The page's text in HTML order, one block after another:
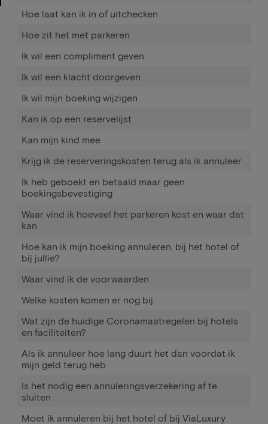
Hoe laat kan ik in of uitchecken
Hoe zit het met parkeren
Ik wil een compliment geven
Ik wil een klacht doorgeven
Ik wil mijn boeking wijzigen
Kan ik op een reservelijst
Kan mijn kind mee
Krijg ik de reserveringskosten terug als ik annuleer
Ik heb geboekt en betaald maar geen
boekingsbevestiging
Waar vind ik hoeveel het parkeren kost en waar dat
kan
Hoe kan ik mijn boeking annuleren, bij het hotel of
bij jullie?
Waar vind ik de voorwaarden
Welke kosten komen er nog bij
Wat zijn de huidige Coronamaatregelen bij hotels
en faciliteiten?
Als ik annuleer hoe lang duurt het dan voordat ik
mijn geld terug heb
Is het nodig een annuleringsverzekering af te
sluiten
Moet ik annuleren bij het hotel of bij ViaLuxury